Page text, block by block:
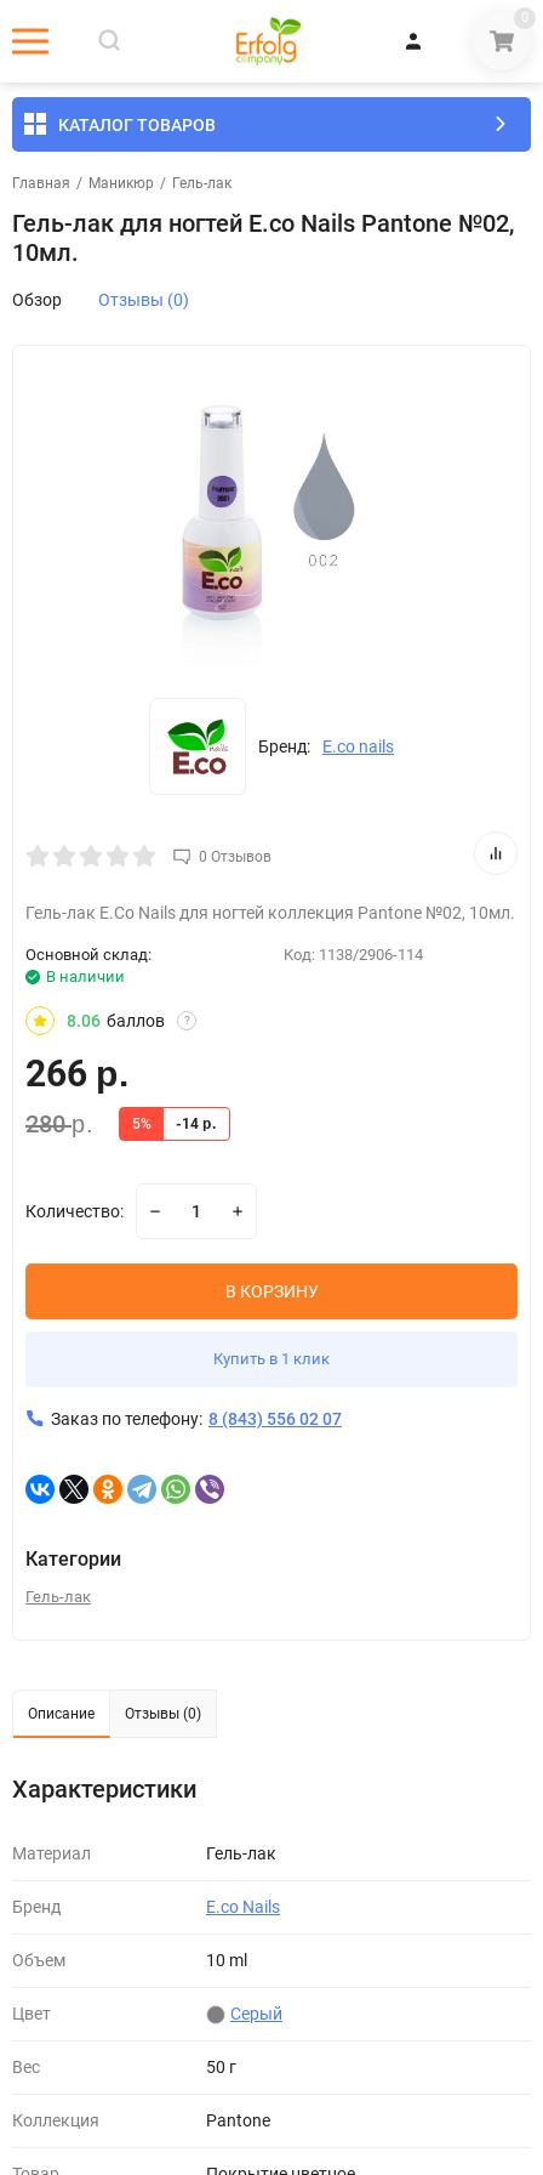
0
КАТАЛОГ ТОВАРОВ
Главная / Маникюр / Гель-лак
Гель-лак для ногтей E.co Nails Pantone №02,
10мл.
Обзор Отзывы (0)
Бренд: E.co nails
0 Отзывов
Гель-лак E.Co Nails для ногтей коллекция Pantone №02, 10мл.
Основной склад:
В наличии
Код: 1138/2906-114
8.06 баллов ?
266 р.
280р. 5% -14 р.
Количество:
В КОРЗИНУ
Купить в 1 клик
Заказ по телефону: 8 (843) 556 02 07
Категории
Гель-лак
Описание Отзывы (0)
Характеристики
Материал Гель-лак
Бренд E.co Nails
Объем 10 ml
Цвет Серый
Вес 50 г
Коллекция Pantone